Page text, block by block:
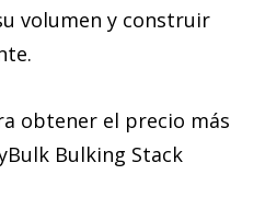
volumen y construir
obtener el precio más
Bulking Stack